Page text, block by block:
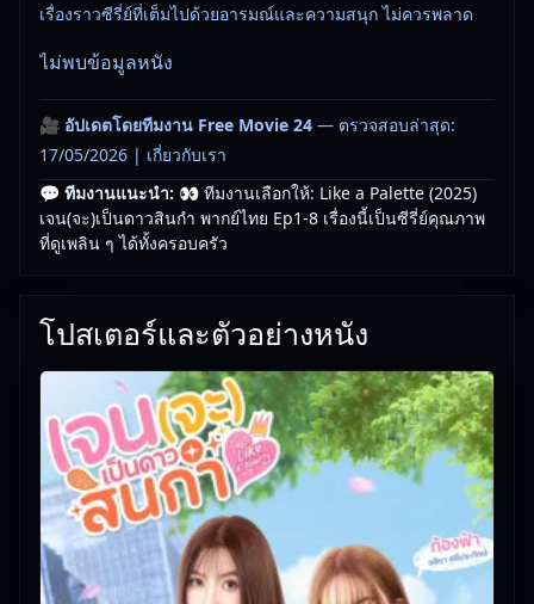
เรื่องราวซีรี่ย์ที่เต็มไปด้วยอารมณ์และความสนุก ไม่ควรพลาด
ไม่พบข้อมูลหนัง
🎥 อัปเดตโดยทีมงาน Free Movie 24 — ตรวจสอบล่าสุด:
17/05/2026 | เกี่ยวกับเรา
💬 ทีมงานแนะนำ: 👀 ทีมงานเลือกให้: Like a Palette (2025)
เจน(จะ)เป็นดาวสินกำ พากย์ไทย Ep1-8 เรื่องนี้เป็นซีรี่ย์คุณภาพ
ที่ดูเพลิน ๆ ได้ทั้งครอบครัว
โปสเตอร์และตัวอย่างหนัง